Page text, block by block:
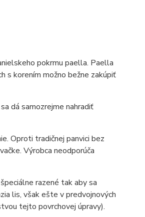
pokrmu paella. Paella
s korením možno bežne zakúpiť
dá samozrejme nahradiť
Oproti tradičnej panvici bez
Výrobca neodporúča
razené tak aby sa
lis, však ešte v predvojnových
tejto povrchovej úpravy).